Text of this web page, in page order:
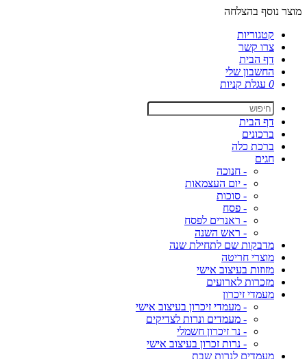
מוצר נוסף בהצלחה
קטגוריות
צרו קשר
דף הבית
החשבון שלי
0 עגלת קניות
דף הבית
ברכונים
ברכת כלה
חגים
- חנוכה
- יום העצמאות
- סוכות
- פסח
- ראנרים לפסח
- ראש השנה
מדבקות שם לתחילת שנה
מוצרי חריטה
מזוזות בעיצוב אישי
מזכרות לארועים
מעמדי זיכרון
- מעמדי זיכרון בעיצוב אישי
- מעמדים ונרות לצדיקים
- נר זיכרון חשמלי
- נרות זכרון בעיצוב אישי
מעמדים לנרות שבת